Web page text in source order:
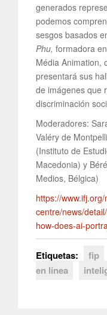
generados
podemos
sesgos basados
Phu, formadora
Média Animation,
presentará sus
de imágenes que
discriminación
Moderadores:
Valéry de
(Instituto de
Macedonia) y
Medios, Bélgica)
https://
centre/news/
how-does-ai-
Etiquetas: fip
en línea